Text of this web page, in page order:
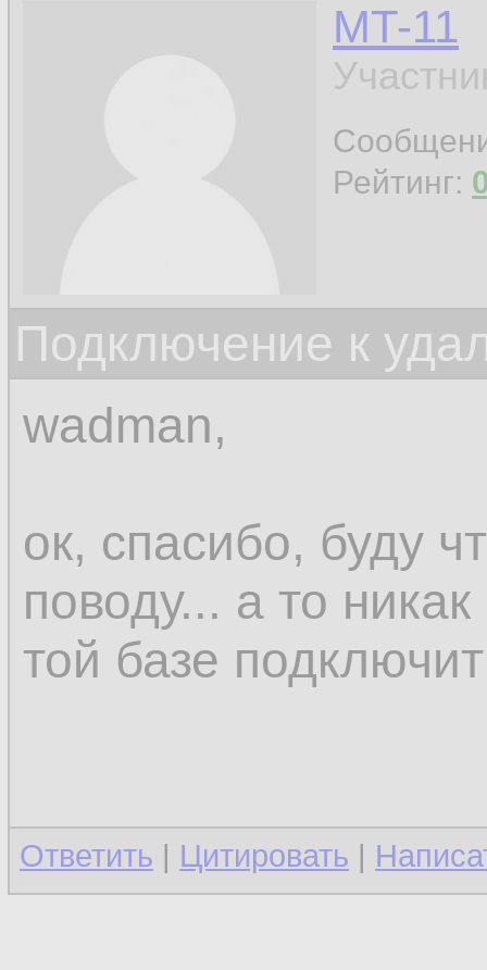
MT-11
Рейтинг:
Подключение к
wadman,
ок, спасибо, буду
поводу... а то
той базе
Ответить | Цитировать |